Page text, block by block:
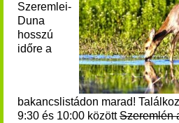
Szeremlei-
Duna
hosszú
időre a
bakancslistádon marad!
9:30 és 10:00 közöttSzeremlén